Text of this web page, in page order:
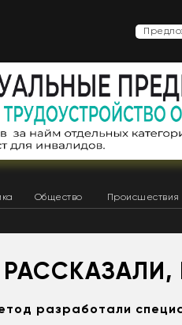
Общество Происшествия
разработали